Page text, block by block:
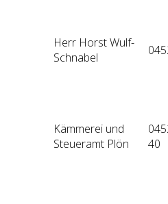
Herr Horst Wulf-
Schnabel
Kämmerei und
Steueramt Plön
40